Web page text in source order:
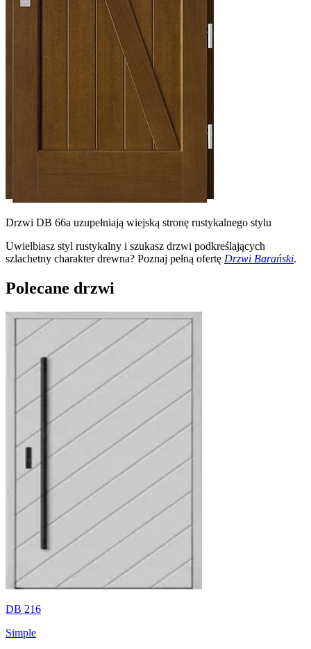
Drzwi DB 66a uzupełniają wiejską stronę rustykalnego stylu
Uwielbiasz styl rustykalny i szukasz drzwi podkreślających
szlachetny charakter drewna? Poznaj pełną ofertę Drzwi Barański.
Polecane drzwi
DB 216
Simple